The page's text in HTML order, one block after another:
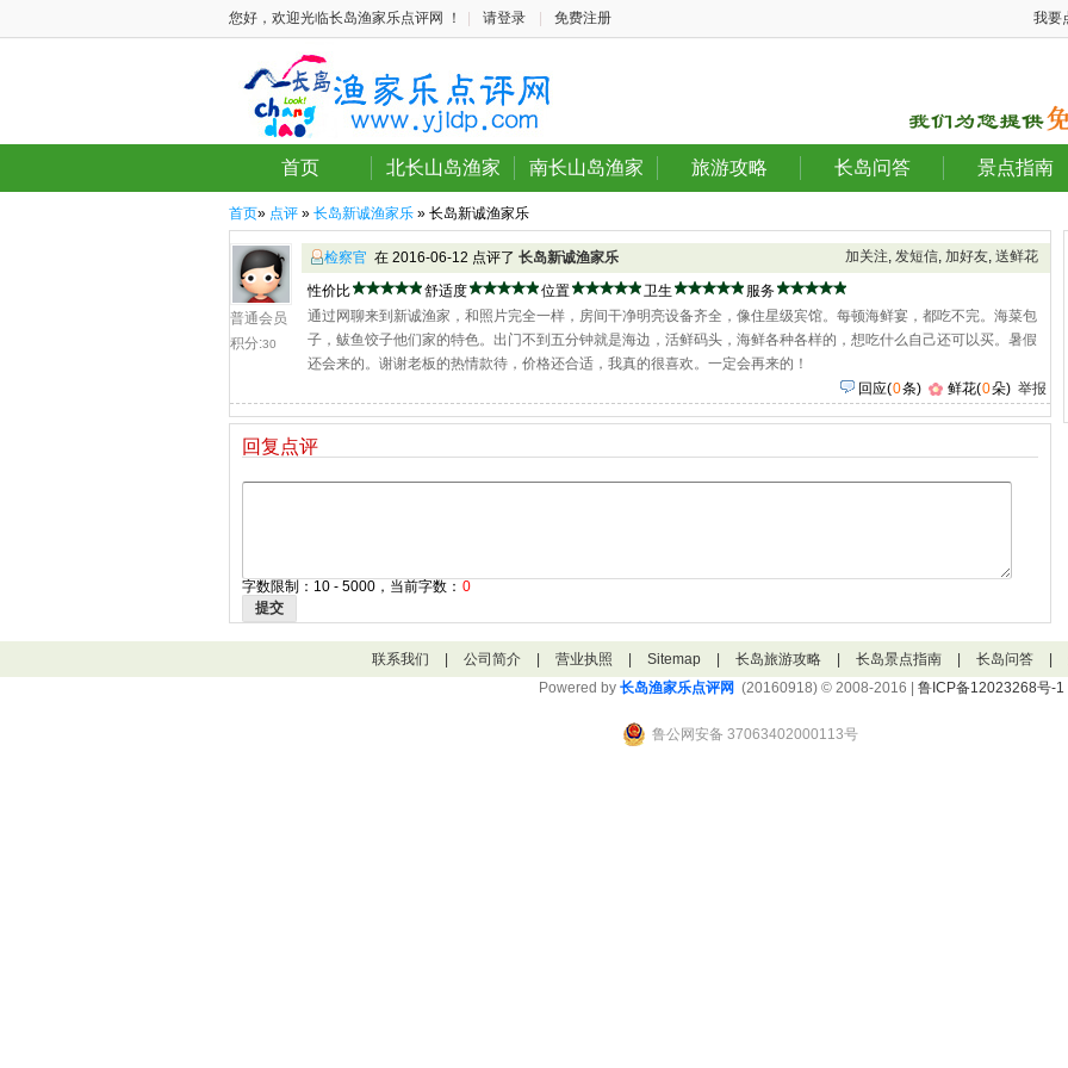
您好，欢迎光临长岛渔家乐点评网 ！ 请登录 免费注册 我要
首页 北长山岛渔家 南长山岛渔家 旅游攻略 长岛问答 景点指南
首页» 点评 » 长岛新诚渔家乐 » 长岛新诚渔家乐
普通会员
积分:30
加关注, 发短信, 加好友, 送鲜花
检察官 在 2016-06-12 点评了 长岛新诚渔家乐
性价比
舒适度 位置 卫生
服务
通过网聊来到新诚渔家，和照片完全一样，房间干净明亮设备齐全，像住星级宾馆。每顿海鲜宴，都吃不完。海菜包
子，鲅鱼饺子他们家的特色。出门不到五分钟就是海边，活鲜码头，海鲜各种各样的，想吃什么自己还可以买。暑假
还会来的。谢谢老板的热情款待，价格还合适，我真的很喜欢。一定会再来的！
回应(0条) 鲜花(0朵) 举报
回复点评
字数限制：10 - 5000，当前字数： 0
提交
联系我们 公司简介 营业执照 Sitemap 长岛旅游攻略 长岛景点指南 长岛问答
Powered by 长岛渔家乐点评网 (20160918) © 2008-2016 | 鲁ICP备12023268号-1
鲁公网安备 37063402000113号